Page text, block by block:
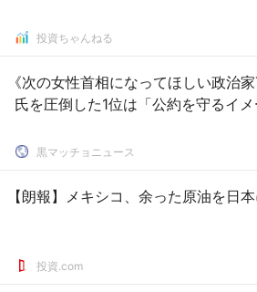
投資ちゃんねる
《次の女性首相になってほしい政治
氏を圧倒した1位は「公約を守るイメ
黒マッチョニュース
【朗報】メキシコ、余った原油を日
投資.com